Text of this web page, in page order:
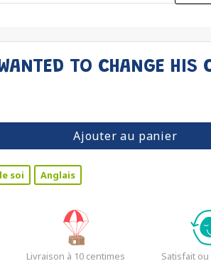
TO CHANGE HIS
Ajouter au panier
soi Anglais
Livraison à 10 centimes
Satisfait